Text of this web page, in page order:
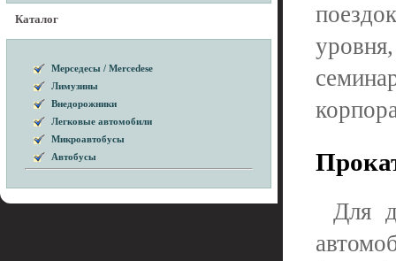
Каталог
Мерседесы / Mercedese
Лимузины
Внедорожники
Легковые автомобили
Микроавтобусы
Автобусы
Для